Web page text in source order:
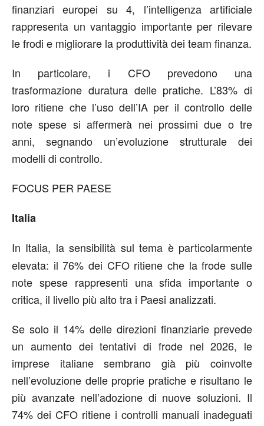
finanziari europei su 4, l’intelligenza artificiale
rappresenta un vantaggio importante per rilevare
le frodi e migliorare la produttività dei team finanza.
In particolare, i CFO prevedono una
trasformazione duratura delle pratiche. L’83% di
loro ritiene che l’uso dell’IA per il controllo delle
note spese si affermerà nei prossimi due o tre
anni, segnando un’evoluzione strutturale dei
modelli di controllo.
FOCUS PER PAESE
Italia
In Italia, la sensibilità sul tema è particolarmente
elevata: il 76% dei CFO ritiene che la frode sulle
note spese rappresenti una sfida importante o
critica, il livello più alto tra i Paesi analizzati.
Se solo il 14% delle direzioni finanziarie prevede
un aumento dei tentativi di frode nel 2026, le
imprese italiane sembrano già più coinvolte
nell’evoluzione delle proprie pratiche e risultano le
più avanzate nell’adozione di nuove soluzioni. Il
74% dei CFO ritiene i controlli manuali inadeguati